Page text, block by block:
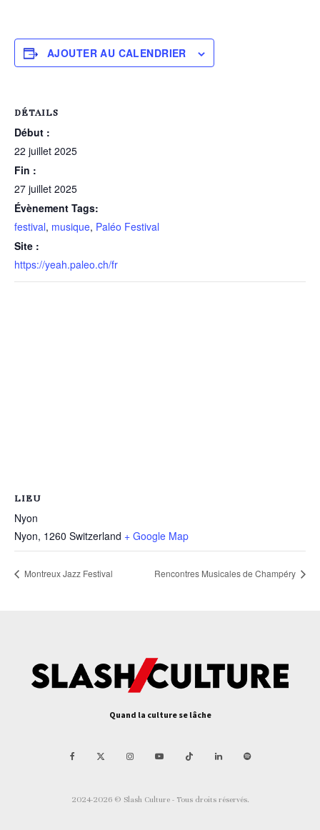
AJOUTER AU CALENDRIER
DÉTAILS
Début :
22 juillet 2025
Fin :
27 juillet 2025
Évènement Tags:
festival, musique, Paléo Festival
Site :
https://yeah.paleo.ch/fr
LIEU
Nyon
Nyon, 1260 Switzerland + Google Map
Montreux Jazz Festival Rencontres Musicales de Champéry
Quand la culture se lâche
2024-2026 © Slash Culture - Tous droits réservés.